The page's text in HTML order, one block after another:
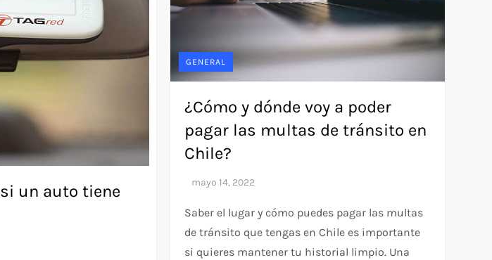
un auto tiene
GENERAL
¿Cómo y dónde voy a poder
pagar las multas de tránsito en
Chile?
Saber el lugar y cómo puedes pagar las multas
de tránsito que tengas en Chile es importante
si quieres mantener tu historial limpio. Una